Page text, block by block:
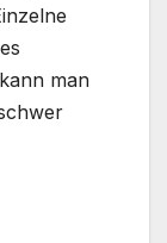
man